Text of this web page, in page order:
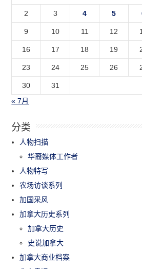
2 3 4 5
9 10 11 12
16 17 18 19
23 24 25 26
30
31
« 7月
分类
人物扫描
华裔媒体工作者
人物特写
农场访谈系列
加国采风
加拿大历史系列
加拿大历史
史说加拿大
加拿大商业档案